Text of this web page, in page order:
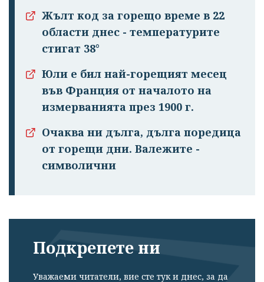
Жълт код за горещо време в 22
области днес - температурите
стигат 38°
Юли е бил най-горещият месец
във Франция от началото на
измерванията през 1900 г.
Очаква ни дълга, дълга поредица
от горещи дни. Валежите -
символични
Подкрепете ни
Уважаеми читатели, вие сте тук и днес, за да